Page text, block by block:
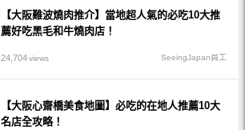
【大阪難波燒肉推介】當地超人氣的必吃10大推
薦好吃黑毛和牛燒肉店！
24,704views SeeingJapan員工
【大阪心齋橋美食地圖】必吃的在地人推薦10大
名店全攻略！